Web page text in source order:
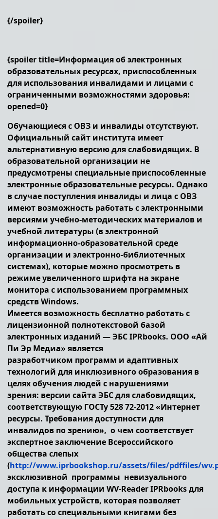
{/spoiler}
{spoiler title=Информация об электронных
образовательных ресурсах, приспособленных
для использования инвалидами и лицами с
ограниченными возможностями здоровья:
opened=0}
Обучающиеся с ОВЗ и инвалиды отсутствуют.
Официальный сайт института имеет
альтернативную версию для слабовидящих. В
образовательной организации не
предусмотрены специальные приспособленные
электронные образовательные ресурсы. Однако
в случае поступления инвалиды и лица с ОВЗ
имеют возможность работать с электронными
версиями учебно-методических материалов и
учебной литературы (в электронной
информационно-образовательной среде
организации и электронно-библиотечных
системах), которые можно просмотреть в
режиме увеличенного шрифта на экране
монитора с использованием программных
средств Windows.
Имеется возможность бесплатно работать с
лицензионной полнотекстовой базой
электронных изданий — ЭБС IPRbooks. ООО «Ай
Пи Эр Медиа» является
разработчиком программ и адаптивных
технологий для инклюзивного образования в
целях обучения людей с нарушениями
зрения: версии сайта ЭБС для слабовидящих,
соответствующую ГОСТу 528 72-2012 «Интернет
ресурсы. Требования доступности для
инвалидов по зрению», о чем соответствует
экспертное заключение Всероссийского
общества слепых
(http://www.iprbookshop.ru/assets/files/pdffiles/
эксклюзивной программы невизуального
доступа к информации WV-Reader IPRbooks для
мобильных устройств, которая позволяет
работать со специальными книгами без